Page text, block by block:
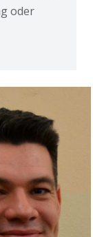
oder